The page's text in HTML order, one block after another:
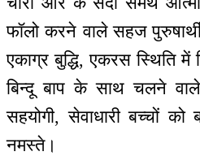
फॉलो करने वाले सहज
एकाग्र बुद्धि, एकरस स्थिति
बिन्दू बाप के साथ चलने
सहयोगी, सेवाधारी बच्चों को
नमस्ते।